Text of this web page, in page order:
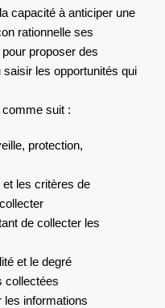
capacité à anticiper une
rationnelle ses
proposer des
les opportunités qui
suit :
protection,
et les critères de
de collecter les
et le degré
collectées
les informations